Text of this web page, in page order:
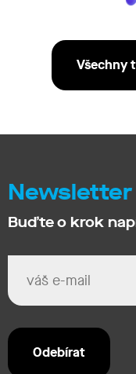
Všechny
Newsletter
Buďte o krok